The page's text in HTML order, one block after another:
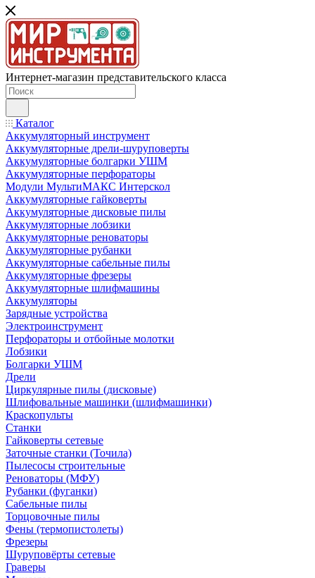
Интернет-магазин представительского класса
Каталог
Аккумуляторный инструмент
Аккумуляторные дрели-шуруповерты
Аккумуляторные болгарки УШМ
Аккумуляторные перфораторы
Модули МультиМАКС Интерскол
Аккумуляторные гайковерты
Аккумуляторные дисковые пилы
Аккумуляторные лобзики
Аккумуляторные реноваторы
Аккумуляторные рубанки
Аккумуляторные сабельные пилы
Аккумуляторные фрезеры
Аккумуляторные шлифмашины
Аккумуляторы
Зарядные устройства
Электроинструмент
Перфораторы и отбойные молотки
Лобзики
Болгарки УШМ
Дрели
Циркулярные пилы (дисковые)
Шлифовальные машинки (шлифмашинки)
Краскопульты
Станки
Гайковерты сетевые
Заточные станки (Точила)
Пылесосы строительные
Реноваторы (МФУ)
Рубанки (фуганки)
Сабельные пилы
Торцовочные пилы
Фены (термопистолеты)
Фрезеры
Шуруповёрты сетевые
Граверы